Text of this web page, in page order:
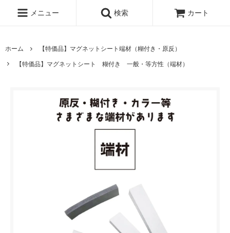
メニュー 検索 カート
ホーム
【特価品】マグネットシート端材（糊付き・原反）
【特価品】マグネットシート 糊付き 一般・等方性（端材）